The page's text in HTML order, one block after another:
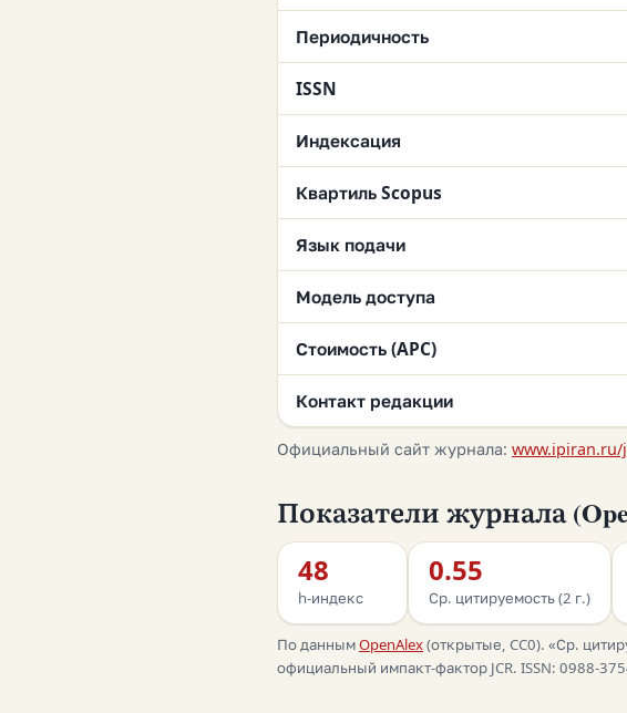
Периодичность
ISSN
Индексация
Квартиль Scopus
Язык подачи
Модель доступа
Стоимость (APC)
Контакт редакции
Официальный сайт журнала:
Показатели журнала
48
h-индекс
0.55
Ср. цитируемость (2 г.)
По даннымOpenAlex(открытые, CC0). «Ср.
официальный импакт-фактор JCR. ISSN: 0988-